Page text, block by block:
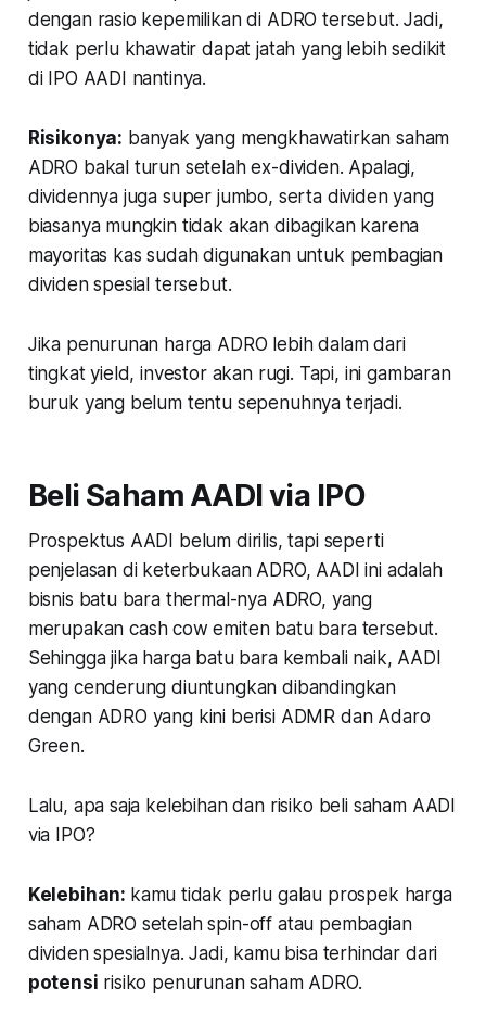
dengan rasio kepemilikan di ADRO tersebut. Jadi,
tidak perlu khawatir dapat jatah yang lebih sedikit
di IPO AADI nantinya.
Risikonya: banyak yang mengkhawatirkan saham
ADRO bakal turun setelah ex-dividen. Apalagi,
dividennya juga super jumbo, serta dividen yang
biasanya mungkin tidak akan dibagikan karena
mayoritas kas sudah digunakan untuk pembagian
dividen spesial tersebut.
Jika penurunan harga ADRO lebih dalam dari
tingkat yield, investor akan rugi. Tapi, ini gambaran
buruk yang belum tentu sepenuhnya terjadi.
Beli Saham AADI via IPO
Prospektus AADI belum dirilis, tapi seperti
penjelasan di keterbukaan ADRO, AADI ini adalah
bisnis batu bara thermal-nya ADRO, yang
merupakancash cow emiten batu bara tersebut.
Sehingga jika harga batu bara kembali naik, AADI
yang cenderung diuntungkan dibandingkan
dengan ADRO yang kini berisi ADMR dan Adaro
Green.
Lalu, apa saja kelebihan dan risiko beli saham AADI
via IPO?
Kelebihan: kamu tidak perlu galau prospek harga
saham ADRO setelah spin-off atau pembagian
dividen spesialnya. Jadi, kamu bisa terhindar dari
potensi risiko penurunan saham ADRO.